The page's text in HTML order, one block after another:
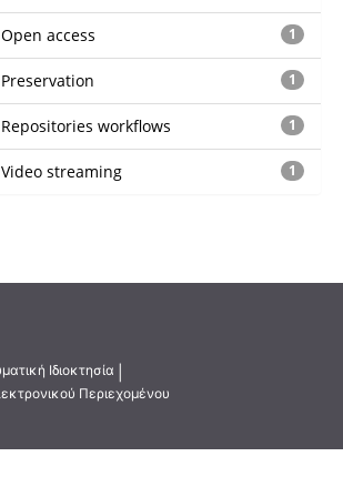
1
Open access
1
Preservation
1
Repositories workflows
1
Video streaming